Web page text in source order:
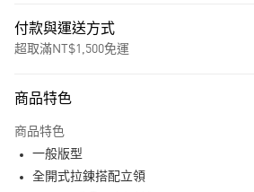
付款與運送方式
超取滿NT$1,500免運
LINE Pay
商品特色
商品特色
一般版型
全開式拉鍊搭配立領